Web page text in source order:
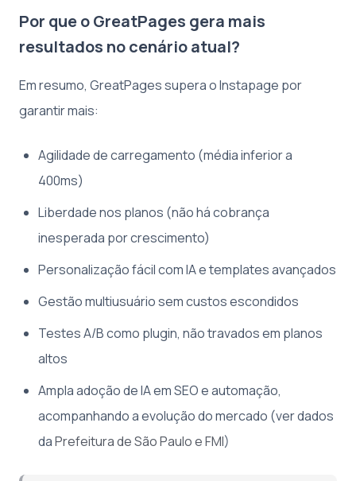
Por que o GreatPages gera mais
resultados no cenário atual?
Em resumo, GreatPages supera o Instapage por
garantir mais:
Agilidade de carregamento (média inferior a
400ms)
Liberdade nos planos (não há cobrança
inesperada por crescimento)
Personalização fácil com IA e templates avançados
Gestão multiusuário sem custos escondidos
Testes A/B como plugin, não travados em planos
altos
Ampla adoção de IA em SEO e automação,
acompanhando a evolução do mercado (ver dados
daPrefeitura de São Paulo e FMI)